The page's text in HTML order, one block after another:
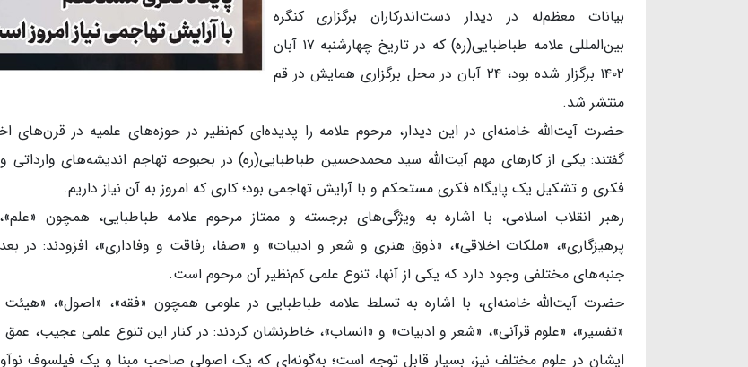
بیانات معظم‌له در دیدار دست‌اندرکاران برگزاری کنگره
بین‌المللی علامه طباطبایی(ره) که در تاریخ چهار‌شنبه ۱۷ آبان
۱۴۰۲ برگزار شده بود، ۲۴ آبان در محل برگزاری همایش در قم
منتشر شد.
حضرت آیت‌الله خامنه‌ای در این دیدار، مرحوم علامه را پدیده‌ای کم‌نظیر در حوزه‌های علمیه در قرن‌های
گفتند: یکی از کارهای مهم آیت‌الله سید محمدحسین طباطبایی(ره) در بحبوحه تهاجم اندیشه‌های وارداتی و
فکری و تشکیل یک پایگاه فکری مستحکم و با آرایش تهاجمی بود؛ کاری که امروز به آن نیاز داریم.
رهبر انقلاب اسلامی، با اشاره به ویژگی‌های برجسته و ممتاز مرحوم علامه طباطبایی، همچون
پرهیزگاری»، «ملکات اخلاقی»، «ذوق هنری و شعر و ادبیات» و «صفا، رفاقت و وفاداری»، افزودند: در
جنبه‌های مختلفی وجود دارد که یکی از آنها، تنوع علمی کم‌نظیر آن مرحوم است.
حضرت آیت‌الله خامنه‌ای، با اشاره به تسلط علامه طباطبایی در علومی همچون «فقه»، «اصول»، «هیئت
«تفسیر»، «علوم قرآنی»، «شعر و ادبیات» و «انساب»، خاطرنشان کردند: در کنار این تنوع علمی عجیب،
ایشان در علوم مختلف نیز، بسیار قابل توجه است؛ به‌گونه‌ای که یک اصولی صاحب مبنا و یک فیلسوف